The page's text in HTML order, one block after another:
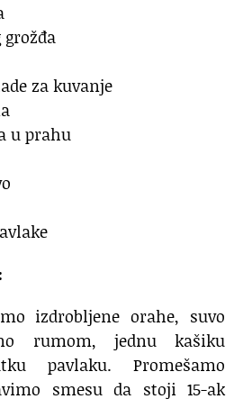
grožđa
za kuvanje
u prahu
izdrobljene orahe, suvo
rumom, jednu kašiku
pavlaku. Promešamo
smesu da stoji 15-ak